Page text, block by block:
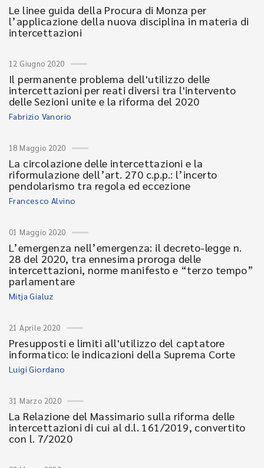
Le linee guida della Procura di Monza per
l’applicazione della nuova disciplina in materia di
intercettazioni
12 Giugno 2020
Il permanente problema dell'utilizzo delle
intercettazioni per reati diversi tra l'intervento
delle Sezioni unite e la riforma del 2020
Fabrizio Vanorio
18 Maggio 2020
La circolazione delle intercettazioni e la
riformulazione dell’art. 270 c.p.p.: l’incerto
pendolarismo tra regola ed eccezione
Francesco Alvino
01 Maggio 2020
L’emergenza nell’emergenza: il decreto-legge n.
28 del 2020, tra ennesima proroga delle
intercettazioni, norme manifesto e “terzo tempo”
parlamentare
Mitja Gialuz
21 Aprile 2020
Presupposti e limiti all'utilizzo del captatore
informatico: le indicazioni della Suprema Corte
Luigi Giordano
31 Marzo 2020
La Relazione del Massimario sulla riforma delle
intercettazioni di cui al d.l. 161/2019, convertito
con l. 7/2020